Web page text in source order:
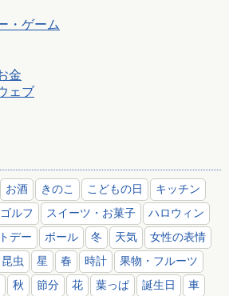
・ゲーム
金
ェブ
お酒 きのこ こどもの日
キッチン
ゴルフ スイーツ・お菓子
ハロウィン
デー ボール 冬 天気
女性の表情
昆虫 星 春 時計
果物・フルーツ
秋 節分 花 葉っぱ 誕生日 車